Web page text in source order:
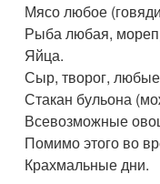
Мясо любое
Рыба любая,
Яйца.
Сыр, творог,
Стакан бульона
Всевозможные
Помимо этого во
Крахмальные дни.